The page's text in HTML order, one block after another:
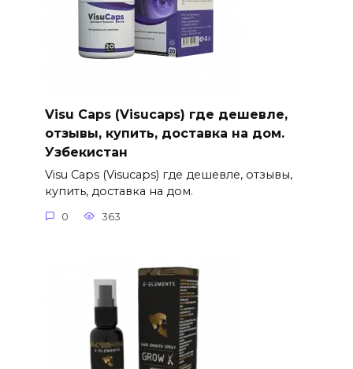
Visu Caps (Visucaps) где дешевле,
отзывы, купить, доставка на дом.
Узбекистан
Visu Caps (Visucaps) где дешевле, отзывы,
купить, доставка на дом.
0 363